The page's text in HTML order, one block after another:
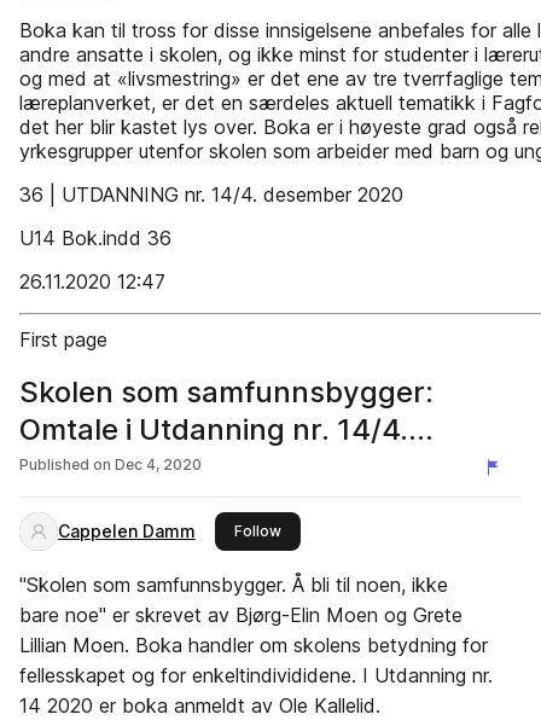
Boka kan til tross for disse innsigelsene anbefales for
andre ansatte i skolen, og ikke minst for studenter i
og med at «livsmestring» er det ene av tre tverrfaglige
læreplanverket, er det en særdeles aktuell tematikk i
det her blir kastet lys over. Boka er i høyeste grad også
yrkesgrupper utenfor skolen som arbeider med barn og
36 | UTDANNING nr. 14/4. desember 2020
U14 Bok.indd 36
26.11.2020 12:47
First page
Skolen som samfunnsbygger:
Omtale i Utdanning nr. 14/4.
desember 2020
Published on Dec 4, 2020
Cappelen Damm Followthis publisher
"Skolen som samfunnsbygger. Å bli til noen, ikke
bare noe" er skrevet av Bjørg-Elin Moen og Grete
Lillian Moen. Boka handler om skolens betydning for
fellesskapet og for enkeltindivididene. I Utdanning nr.
14 2020 er boka anmeldt av Ole Kallelid.